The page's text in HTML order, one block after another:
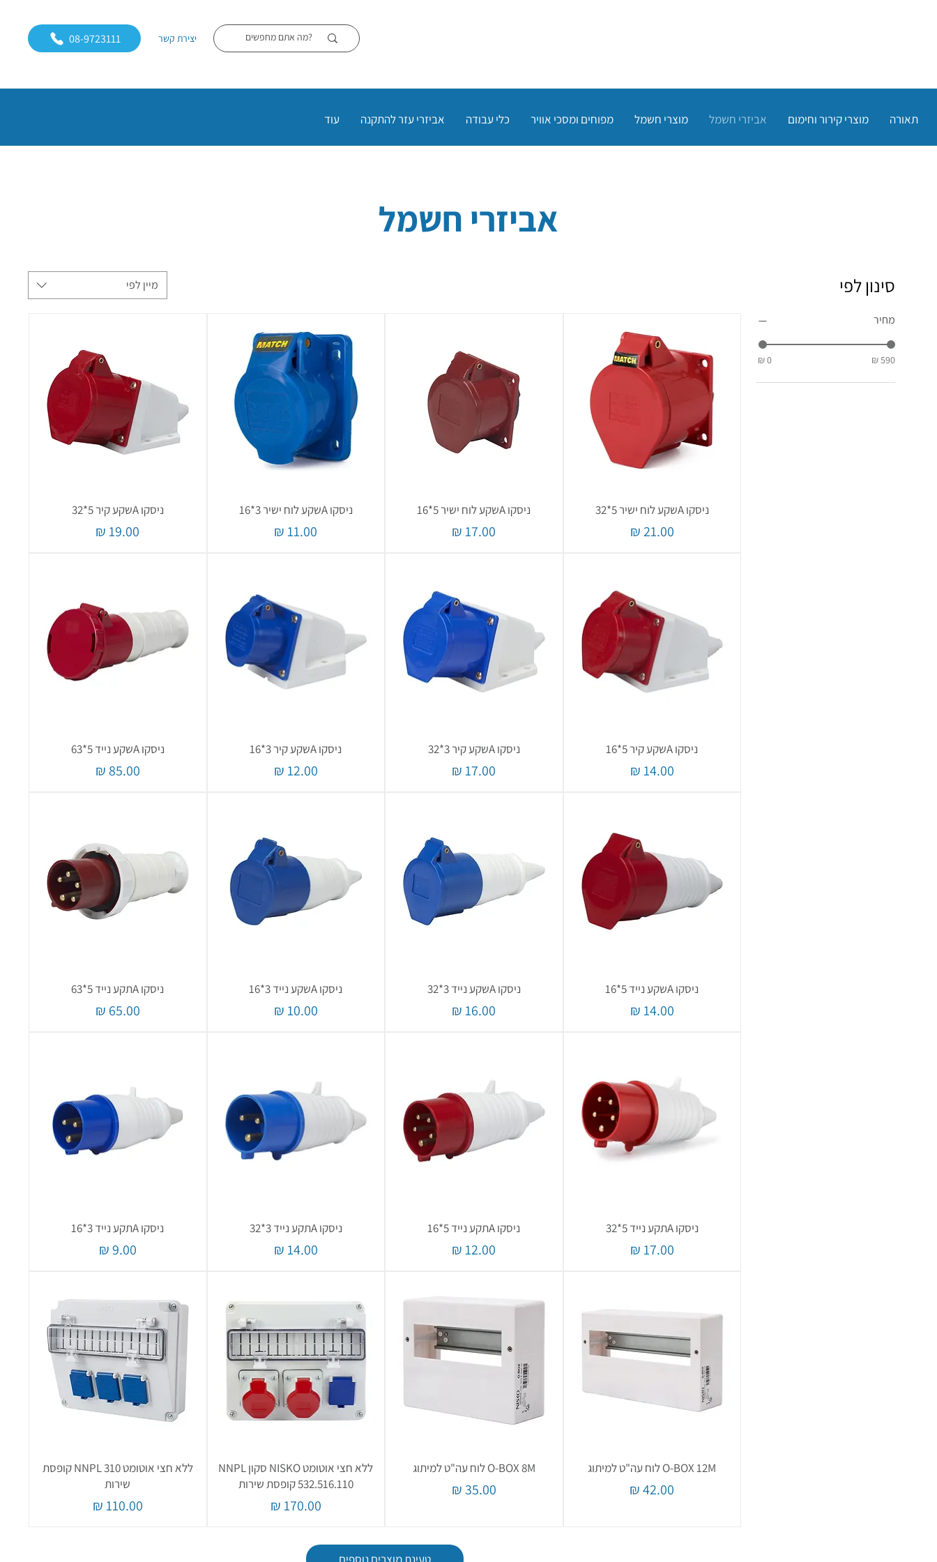
08-9723111 יצירת קשר
תאורה מוצרי קירור וחימום אביזרי חשמל מוצרי חשמל מפוחים ומסכי אוויר כלי עבודה אביזרי עזר להתקנה עוד
אביזרי חשמל
סינון לפי
מחיר
מיין לפי
ניסקו Aשקע לוח ישיר 5*32
מחיר
ניסקו Aשקע לוח ישיר 5*16
מחיר
ניסקו Aשקע לוח ישיר 3*16
מחיר
ניסקו Aשקע קיר 5*32
מחיר
ניסקו Aשקע קיר 5*16
מחיר
ניסקו Aשקע קיר 3*32
מחיר
ניסקו Aשקע קיר 3*16
מחיר
ניסקו Aשקע נייד 5*63
מחיר
ניסקו Aשקע נייד 5*16
מחיר
ניסקו Aשקע נייד 3*32
מחיר
ניסקו Aשקע נייד 3*16
מחיר
ניסקו Aתקע נייד 5*63
מחיר
ניסקו Aתקע נייד 5*32
מחיר
ניסקו Aתקע נייד 5*16
מחיר
ניסקו Aתקע נייד 3*32
מחיר
ניסקו Aתקע נייד 3*16
מחיר
O-BOX 12M לוח עה"ט למיתוג
מחיר
O-BOX 8M לוח עה"ט למיתוג
מחיר
ללא חצי אוטומט NISKO סקון NNPL
532.516.110 קופסת שירות
מחיר
ללא חצי אוטומט NNPL 310 קופסת
שירות
מחיר
טעינת מוצרים נוספים